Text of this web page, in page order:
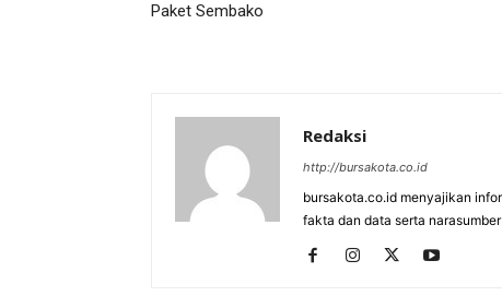
Paket Sembako
Redaksi
http://bursakota.co.id
bursakota.co.id menyajikan
fakta dan data serta